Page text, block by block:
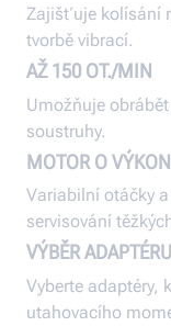
Zajišťuje kolísání
tvorbě vibrací.
AŽ 150 OT./MIN
Umožňuje
soustruhy.
MOTOR O
Variabilní otáčky
servisování
VÝBĚR ADAPTÉRU
Vyberte adaptéry,
utahovacího